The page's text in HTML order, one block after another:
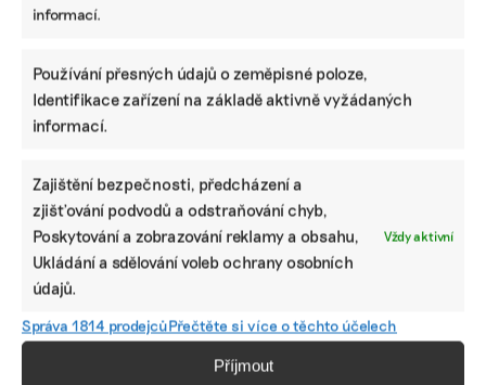
informací.
Používání přesných údajů o zeměpisné poloze,
Identifikace zařízení na základě aktivně vyžádaných
informací.
Zajištění bezpečnosti, předcházení a
zjišťování podvodů a odstraňování chyb,
Poskytování a zobrazování reklamy a obsahu,
Ukládání a sdělování voleb ochrany osobních
údajů.
Vždy aktivní
Správa 1814 prodejcůPřečtěte si více o těchto účelech
Příjmout
Obyvatelé paneláků ušetří. Budou moci
Už od příštího roku by měli lidé bydlící v bytových domech
včetně paneláků ušetřit, pokud na střechu nainstalují
fotovoltaiku nebo jiný společný zdroj elektrické energie.
Dosud mohli ze solárních panelů živit hlavně společné
prostory či výtah.
fotovoltaická elektrárna,fotovoltaika,komunitní energetika,paneláky